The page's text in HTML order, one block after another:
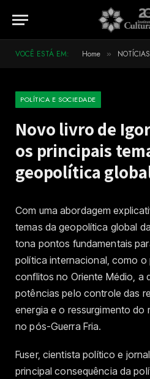
VOCÊ ESTÁ EM: Home » NOTÍCIAS
POLÍTICA E SOCIEDADE
Novo livro de
os principais
geopolítica
Com uma abordagem
temas da geopolítica global
tona pontos fundamentais
política internacional, como
conflitos no Oriente Médio, a
potências pelo controle das
energia e o ressurgimento do
no pós-Guerra Fria.
Fuser, cientista político e
principal consequência da